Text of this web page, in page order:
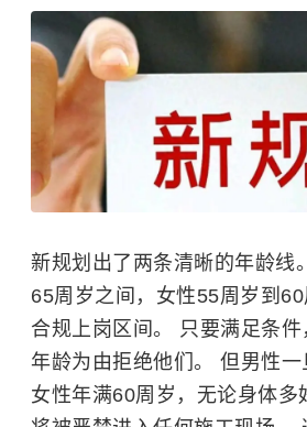
新规划出了两条清晰的年龄线
65周岁之间，女性55周岁到
合规上岗区间。 只要满足条
年龄为由拒绝他们。 但男性一
女性年满60周岁，无论身体多